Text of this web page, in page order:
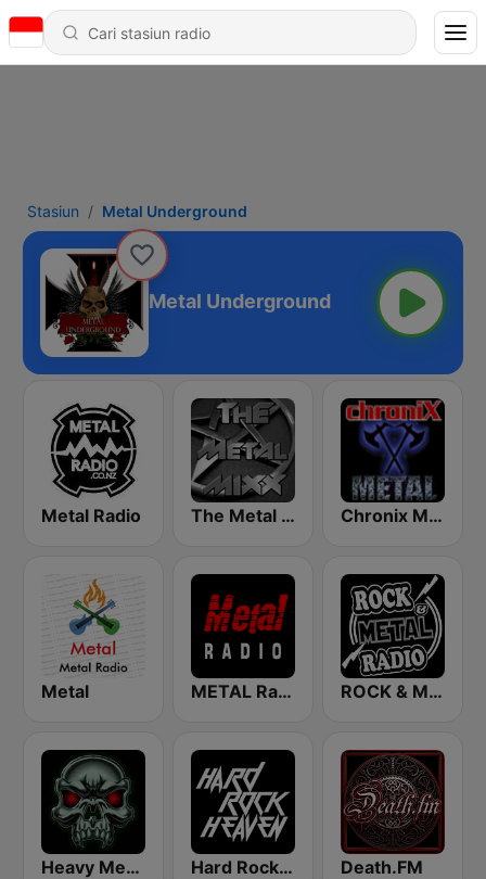
Stasiun Metal Underground
Metal Underground
Metal Radio The Metal MIXX Chronix Metal
Metal METAL Radio ROCK & METAL
Heavy Metal Radio Hard Rock Heaven Death.FM